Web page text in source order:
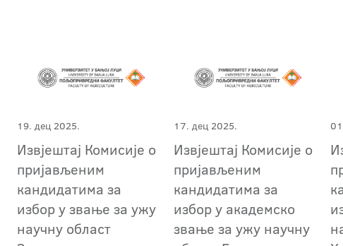
19. дец 2025.
Извјештај Комисије о
пријављеним
кандидатима за
избор у звање за ужу
научну област
17. дец 2025.
Извјештај Комисије о
пријављеним
кандидатима за
избор у академско
звање за ужу научну